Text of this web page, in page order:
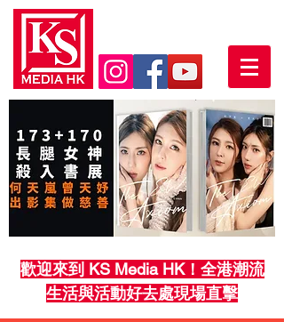
歡迎來到 KS Media HK！全港潮流
生活與活動好去處現場直擊